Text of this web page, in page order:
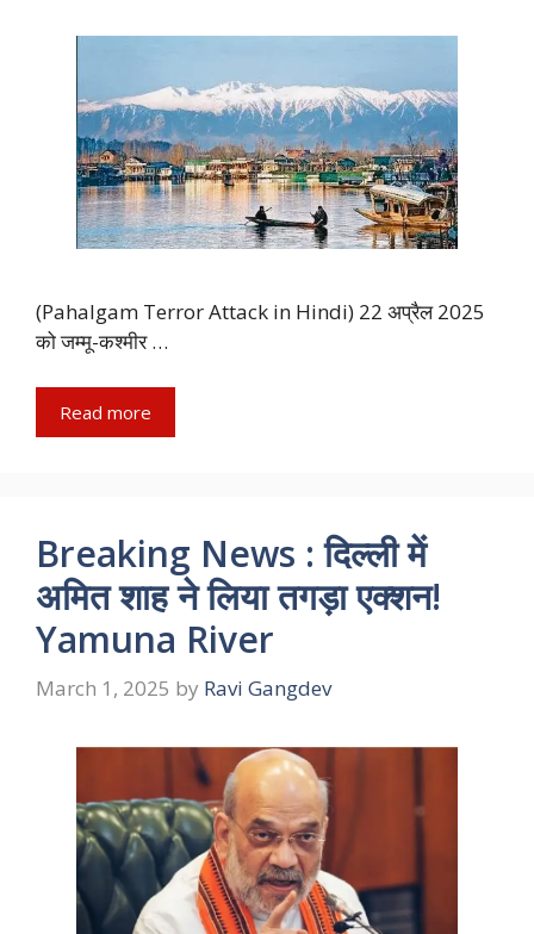
(Pahalgam Terror Attack in Hindi) 22 अप्रैल 2025
को जम्मू-कश्मीर …
Read more
Breaking News : दिल्ली में
अमित शाह ने लिया तगड़ा एक्शन!
Yamuna River
March 1, 2025 by Ravi Gangdev